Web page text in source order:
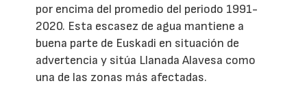
por encima del promedio del periodo 1991-
2020. Esta escasez de agua mantiene a
buena parte de Euskadi en situación de
advertencia y sitúa Llanada Alavesa como
una de las zonas más afectadas.